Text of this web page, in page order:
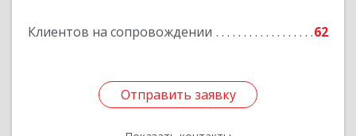
Клиентов на сопровождении 62
Отправить заявку
Отправить заявку